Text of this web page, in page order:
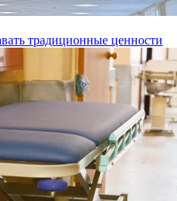
традиционные ценности